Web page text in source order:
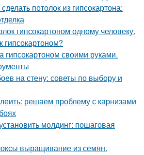
потолок из гипсокартона:
гипсокартоном одному человеку.
гипсокартоном?
гипсокартоном своими руками.
на стену: советы по выбору и
решаем проблему с карнизами
молдинг: пошаговая
выращивание из семян.